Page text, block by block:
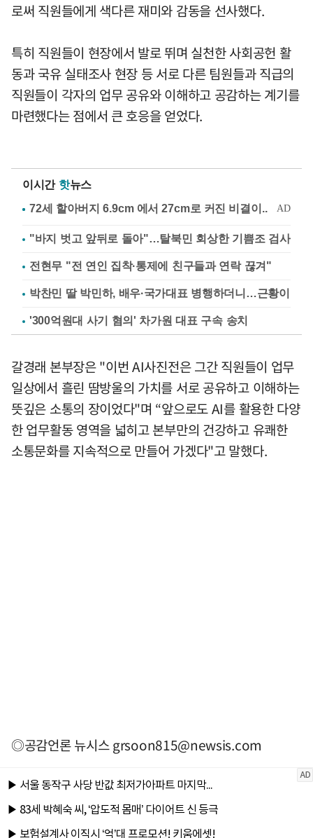
로써 직원들에게 색다른 재미와 감동을 선사했다.
특히 직원들이 현장에서 발로 뛰며 실천한 사회공헌 활
동과 국유 실태조사 현장 등 서로 다른 팀원들과 직급의
직원들이 각자의 업무 공유와 이해하고 공감하는 계기를
마련했다는 점에서 큰 호응을 얻었다.
이시간 핫뉴스
"바지 벗고 앞뒤로 돌아"…탈북민 회상한 기쁨조 검사
전현무 "전 연인 집착·통제에 친구들과 연락 끊겨"
박찬민 딸 박민하, 배우·국가대표 병행하더니…근황이
'300억원대 사기 혐의' 차가원 대표 구속 송치
갈경래 본부장은 "이번 AI사진전은 그간 직원들이 업무
일상에서 흘린 땀방울의 가치를 서로 공유하고 이해하는
뜻깊은 소통의 장이었다"며 “앞으로도 AI를 활용한 다양
한 업무활동 영역을 넓히고 본부만의 건강하고 유쾌한
소통문화를 지속적으로 만들어 가겠다"고 말했다.
◎공감언론 뉴시스grsoon815@newsis.com